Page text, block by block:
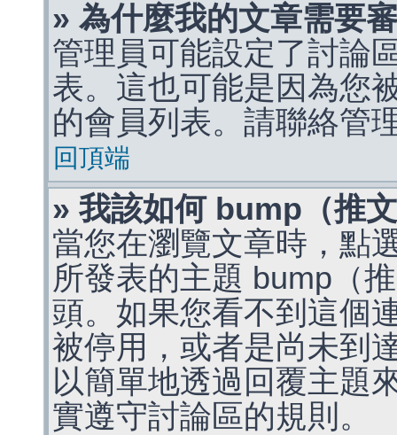
» 為什麼我的文章需要
管理員可能設定了討論
表。這也可能是因為您
的會員列表。請聯絡管
回頂端
» 我該如何 bump（推
當您在瀏覽文章時，點
所發表的主題 bump（
頭。如果您看不到這個
被停用，或者是尚未到
以簡單地透過回覆主題
實遵守討論區的規則。